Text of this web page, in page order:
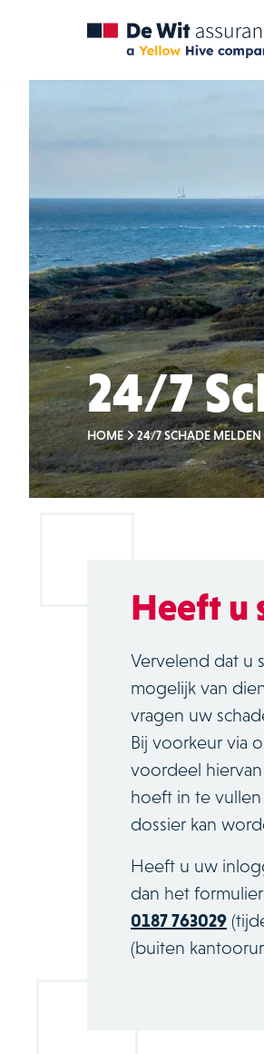
24/7
HOME 24/7 SCHADE MELDEN
Heeft u
Vervelend dat u
mogelijk van
vragen uw
Bij voorkeur via
voordeel
hoeft in te
dossier kan
Heeft u uw
dan het
0187 763029
(buiten